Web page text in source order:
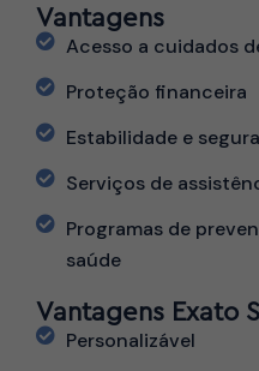
Vantagens
Acesso a cuidados
Proteção financeira
Estabilidade e
Serviços de
Programas de
saúde
Vantagens Exato
Personalizável